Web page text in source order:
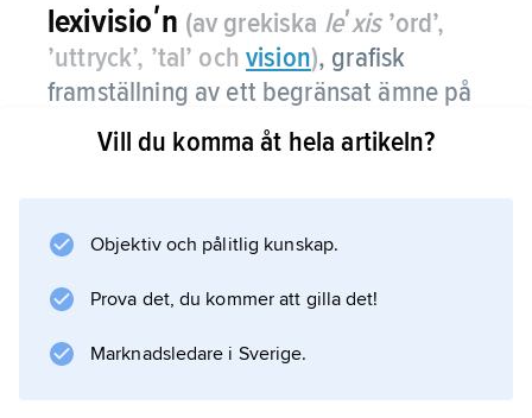
lexivisioʹn (av grekiska leʹxis’ord’,
’uttryck’, ’tal’ ochvision), grafisk
framställning av ett begränsat ämne på
en överblickbar yta (uppslag, sida eller
del därav) där text- och bildinformation
bildtext, text-i-bild, fotografier,
analyserande teckningar, kartor,
diagram – integreras till en informativ
helhet.
Vill du komma åt hela artikeln?
Objektiv och pålitlig kunskap.
Prova det, du kommer att gilla det!
Marknadsledare i Sverige.